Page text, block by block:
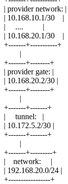
| provider network: |
| 10.168.10.1/30 |
| .... |
| 10.168.20.1/30 |
+-------+-----------+
|
+-------+--------+
| provider gate: |
| 10.168.20.2/30 |
+-------+--------+
|
+-------+-------+
| tunnel: |
| 10.172.5.2/30 |
+-------+-------+
|
+-------+---------+
| network: |
| 192.168.20.0/24 |
+-----------------+